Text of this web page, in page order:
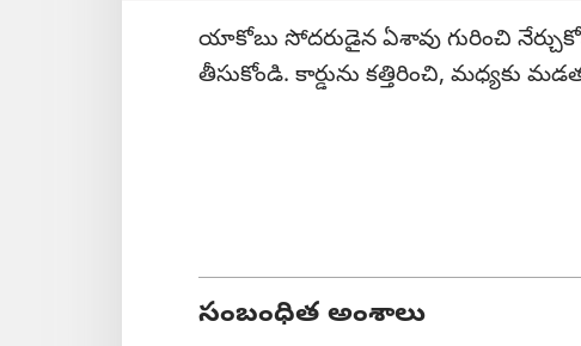
యాకోబు సోదరుడైన ఏశావు గురించి
తీసుకోండి. కార్డును కత్తిరించి, మధ్యకు
సంబంధిత అంశాలు